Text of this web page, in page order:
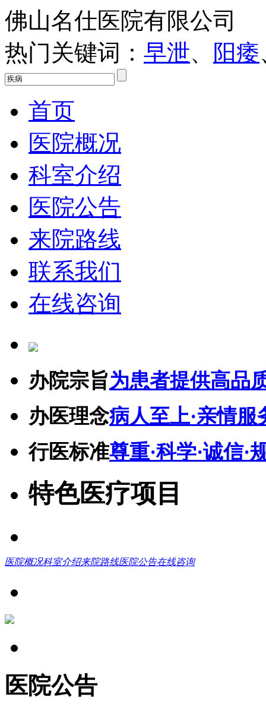
佛山名仕医院有限公司
热门关键词： 早泄、 阳痿
首页
医院概况
科室介绍
医院公告
来院路线
联系我们
在线咨询
办院宗旨为患者提供高品
办医理念病人至上·亲情服
行医标准尊重·科学·诚信·
特色医疗项目
医院概况科室介绍来院路线医院公告在线咨询
医院公告